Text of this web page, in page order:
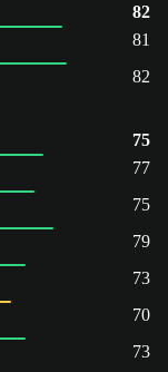
82
81
82
75
77
75
79
73
70
73